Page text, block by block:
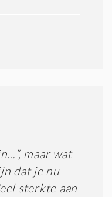
maar wat
dat je nu
sterkte aan